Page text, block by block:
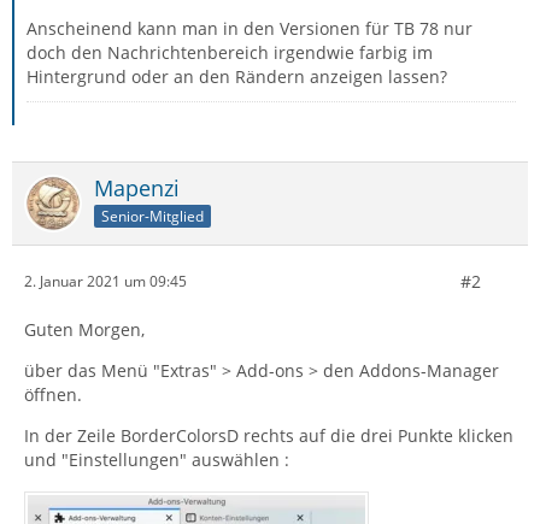
Anscheinend kann man in den Versionen für TB 78 nur
doch den Nachrichtenbereich irgendwie farbig im
Hintergrund oder an den Rändern anzeigen lassen?
Mapenzi
Senior-Mitglied
2. Januar 2021 um 09:45 #2
Guten Morgen,
über das Menü "Extras" > Add-ons > den Addons-Manager
öffnen.
In der Zeile BorderColorsD rechts auf die drei Punkte klicken
und "Einstellungen" auswählen :